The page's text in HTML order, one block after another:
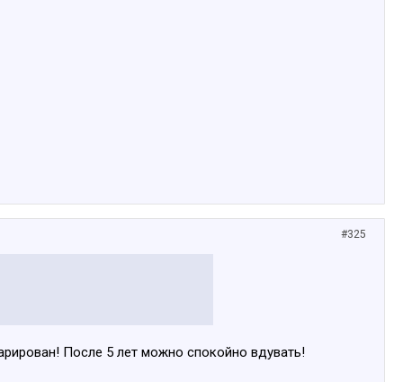
#325
После 5 лет можно спокойно вдувать!